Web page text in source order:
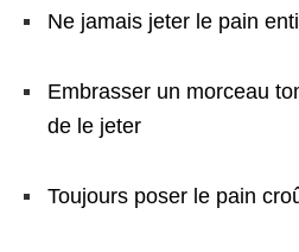
Ne jamais jeter le pain
Embrasser un morceau
de le jeter
Toujours poser le pain